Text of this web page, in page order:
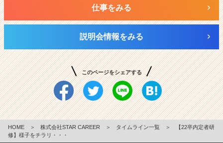
仕事をみる
説明会情報をみる
このページをシェアする
HOME ＞ 株式会社STAR CAREER ＞ タイムライン一覧 ＞
【22卒内定者研
修】様子をチラリ・・・